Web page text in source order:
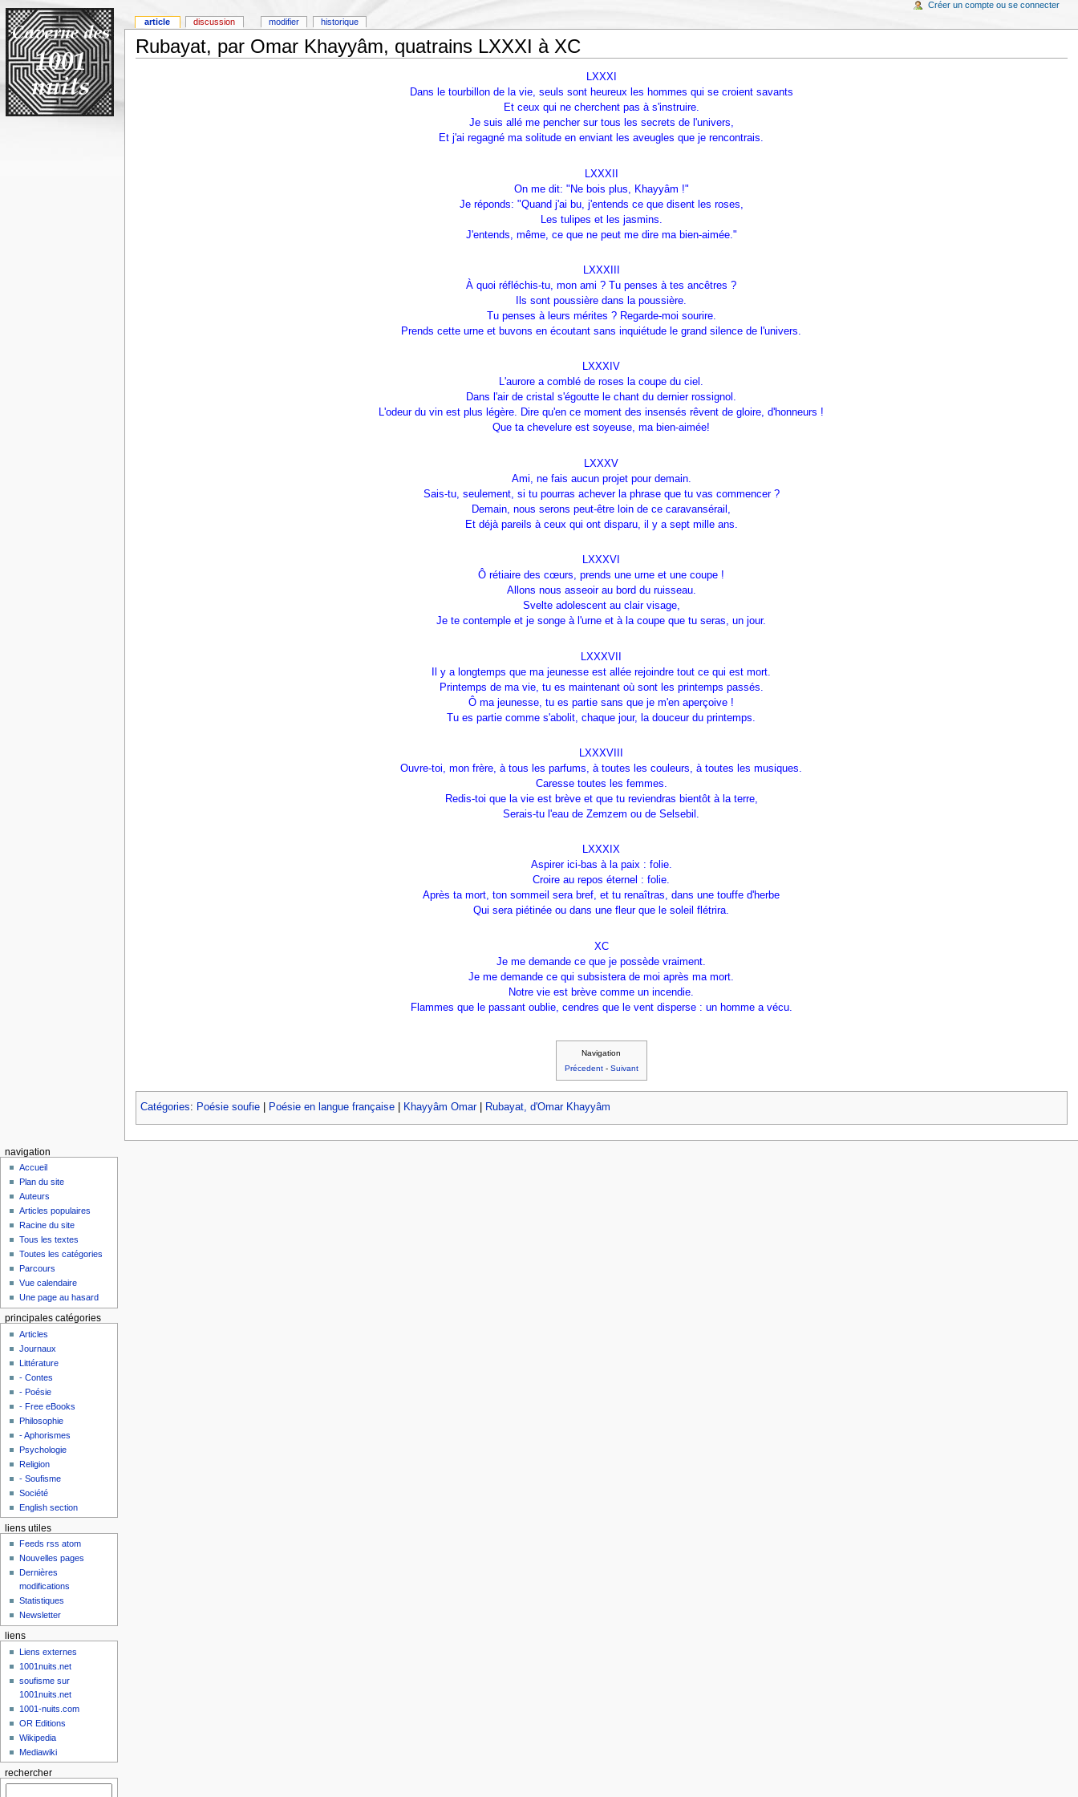
Rubayat, par Omar Khayyâm, quatrains LXXXI à XC
LXXXI
Dans le tourbillon de la vie, seuls sont heureux les hommes qui se croient savants
Et ceux qui ne cherchent pas à s'instruire.
Je suis allé me pencher sur tous les secrets de l'univers,
Et j'ai regagné ma solitude en enviant les aveugles que je rencontrais.
LXXXII
On me dit: "Ne bois plus, Khayyâm !"
Je réponds: "Quand j'ai bu, j'entends ce que disent les roses,
Les tulipes et les jasmins.
J'entends, même, ce que ne peut me dire ma bien-aimée."
LXXXIII
À quoi réfléchis-tu, mon ami ? Tu penses à tes ancêtres ?
Ils sont poussière dans la poussière.
Tu penses à leurs mérites ? Regarde-moi sourire.
Prends cette urne et buvons en écoutant sans inquiétude le grand silence de l'univers.
LXXXIV
L'aurore a comblé de roses la coupe du ciel.
Dans l'air de cristal s'égoutte le chant du dernier rossignol.
L'odeur du vin est plus légère. Dire qu'en ce moment des insensés rêvent de gloire, d'honneurs !
Que ta chevelure est soyeuse, ma bien-aimée!
LXXXV
Ami, ne fais aucun projet pour demain.
Sais-tu, seulement, si tu pourras achever la phrase que tu vas commencer ?
Demain, nous serons peut-être loin de ce caravansérail,
Et déjà pareils à ceux qui ont disparu, il y a sept mille ans.
LXXXVI
Ô rétiaire des cœurs, prends une urne et une coupe !
Allons nous asseoir au bord du ruisseau.
Svelte adolescent au clair visage,
Je te contemple et je songe à l'urne et à la coupe que tu seras, un jour.
LXXXVII
Il y a longtemps que ma jeunesse est allée rejoindre tout ce qui est mort.
Printemps de ma vie, tu es maintenant où sont les printemps passés.
Ô ma jeunesse, tu es partie sans que je m'en aperçoive !
Tu es partie comme s'abolit, chaque jour, la douceur du printemps.
LXXXVIII
Ouvre-toi, mon frère, à tous les parfums, à toutes les couleurs, à toutes les musiques.
Caresse toutes les femmes.
Redis-toi que la vie est brève et que tu reviendras bientôt à la terre,
Serais-tu l'eau de Zemzem ou de Selsebil.
LXXXIX
Aspirer ici-bas à la paix : folie.
Croire au repos éternel : folie.
Après ta mort, ton sommeil sera bref, et tu renaîtras, dans une touffe d'herbe
Qui sera piétinée ou dans une fleur que le soleil flétrira.
XC
Je me demande ce que je possède vraiment.
Je me demande ce qui subsistera de moi après ma mort.
Notre vie est brève comme un incendie.
Flammes que le passant oublie, cendres que le vent disperse : un homme a vécu.
Navigation
Précedent- Suivant
Catégories: Poésie soufie| Poésie en langue française| Khayyâm Omar| Rubayat, d'Omar Khayyâm
article discussion modifier historique
Créer un compte ou se connecter
navigation
Accueil
Plan du site
Auteurs
Articles populaires
Racine du site
Tous les textes
Toutes les catégories
Parcours
Vue calendaire
Une page au hasard
principales catégories
Articles
Journaux
Littérature
- Contes
- Poésie
- Free eBooks
Philosophie
- Aphorismes
Psychologie
Religion
- Soufisme
Société
English section
liens utiles
Feeds rss atom
Nouvelles pages
Dernières
modifications
Statistiques
Newsletter
liens
Liens externes
1001nuits.net
soufisme sur
1001nuits.net
1001-nuits.com
OR Editions
Wikipedia
Mediawiki
rechercher